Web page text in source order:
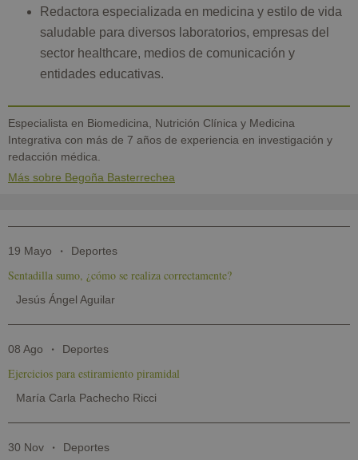
Redactora especializada en medicina y estilo de vida
saludable para diversos laboratorios, empresas del
sector healthcare, medios de comunicación y
entidades educativas.
Especialista en Biomedicina, Nutrición Clínica y Medicina
Integrativa con más de 7 años de experiencia en investigación y
redacción médica.
Más sobre Begoña Basterrechea
19 Mayo Deportes
Sentadilla sumo, ¿cómo se realiza correctamente?
Jesús Ángel Aguilar
08 Ago Deportes
Ejercicios para estiramiento piramidal
María Carla Pachecho Ricci
30 Nov Deportes